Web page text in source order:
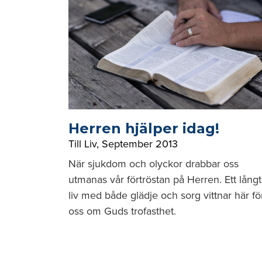
Herren hjälper idag!
Till Liv, September 2013
När sjukdom och olyckor drabbar oss
utmanas vår förtröstan på Herren. Ett långt
liv med både glädje och sorg vittnar här
oss om Guds trofasthet.